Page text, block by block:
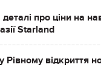
про ціни на
Starland
відкриття